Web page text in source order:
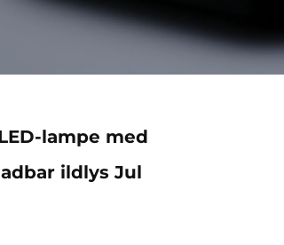
lampe med
ildlys Jul